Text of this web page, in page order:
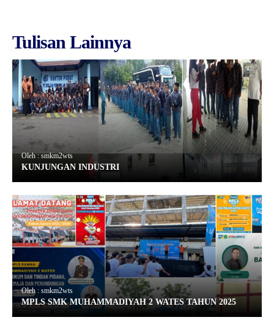
Tulisan Lainnya
Oleh : smkm2wts
KUNJUNGAN INDUSTRI
Oleh : smkm2wts
MPLS SMK MUHAMMADIYAH 2 WATES TAHUN 2025